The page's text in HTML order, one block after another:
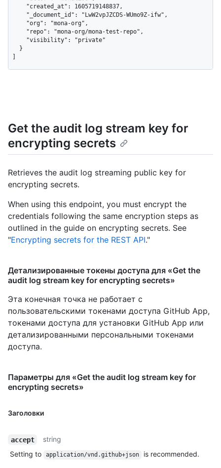
Get the audit log stream key for
encrypting secrets
Retrieves the audit log streaming public key for
encrypting secrets.
When using this endpoint, you must encrypt the
credentials following the same encryption steps as
outlined in the guide on encrypting secrets. See
"Encrypting secrets for the REST API."
Детализированные токены доступа для «Get the
audit log stream key for encrypting secrets»
Эта конечная точка не работает с
пользовательскими токенами доступа GitHub App,
токенами доступа для установки GitHub App или
детализированными персональными токенами
доступа.
Параметры для «Get the audit log stream key for
encrypting secrets»
Заголовки
accept
string
Setting to
application/vnd.github+json is recommended.